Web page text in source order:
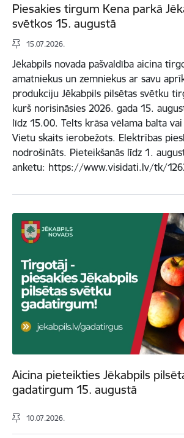
Piesakies tirgum Kena parkā
svētkos 15. augustā
15.07.2026.
Jēkabpils novada pašvaldība aicina
amatniekus un zemniekus ar savu
produkciju Jēkabpils pilsētas svētku
kurš norisināsies 2026. gada 15.
līdz 15.00. Telts krāsa vēlama balta
Vietu skaits ierobežots. Elektrības
nodrošināts. Pieteikšanās līdz 1.
anketu: https://www.visidati.lv/tk/
Aicina pieteikties Jēkabpils
gadatirgum 15. augustā
10.07.2026.